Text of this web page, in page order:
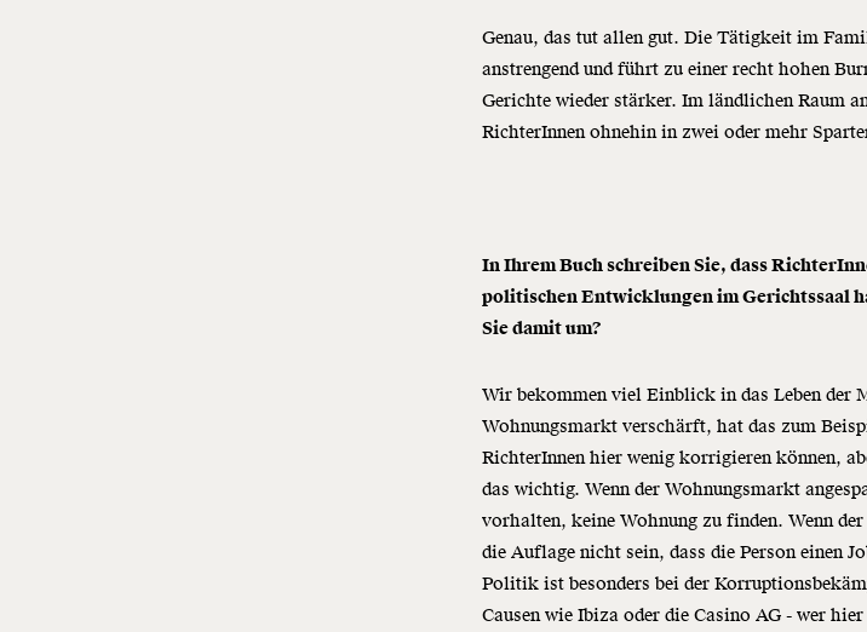
Genau, das tut allen gut. Die Tätigkeit im
anstrengend und führt zu einer recht hohen
Gerichte wieder stärker. Im ländlichen Raum
RichterInnen ohnehin in zwei oder mehr
In Ihrem Buch schreiben Sie, dass
politischen Entwicklungen im Gerichtssaal
Sie damit um?
Wir bekommen viel Einblick in das Leben der
Wohnungsmarkt verschärft, hat das zum
RichterInnen hier wenig korrigieren können,
das wichtig. Wenn der Wohnungsmarkt
vorhalten, keine Wohnung zu finden. Wenn
die Auflage nicht sein, dass die Person einen
Politik ist besonders bei der
Causen wie Ibiza oder die Casino AG - wer